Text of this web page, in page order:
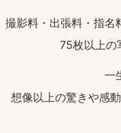
撮影料・出張料・指
75枚以上の
一
想像以上の驚きや感